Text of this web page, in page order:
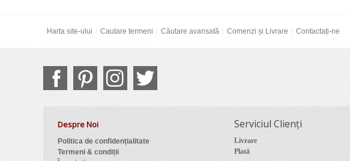
Harta site-ului Cautare termeni Căutare avansată Comenzi și Livrare Contactați-ne
Despre Noi
Politica de confidențialitate
Termeni & condiții
Serviciul Clienți
Livrare
Plată